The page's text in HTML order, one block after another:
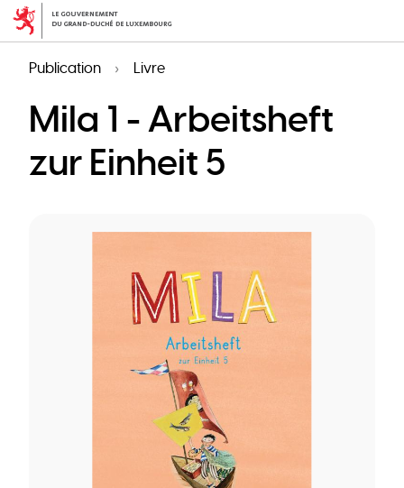
Aller
au
principal
Publication Livre
Mila 1 - Arbeitsheft
zur Einheit 5